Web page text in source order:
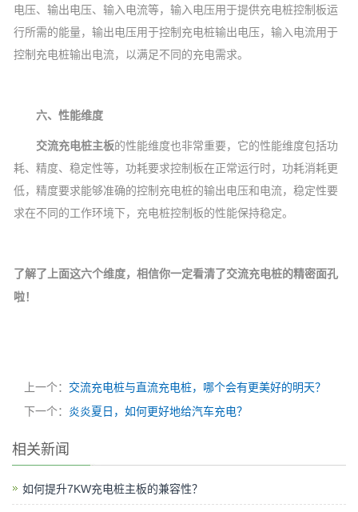
电压、输出电压、输入电流等，输入电压用于提供充电桩控制板运
行所需的能量，输出电压用于控制充电桩输出电压，输入电流用于
控制充电桩输出电流，以满足不同的充电需求。
六、性能维度
交流充电桩主板的性能维度也非常重要，它的性能维度包括功
耗、精度、稳定性等，功耗要求控制板在正常运行时，功耗消耗更
低，精度要求能够准确的控制充电桩的输出电压和电流，稳定性要
求在不同的工作环境下，充电桩控制板的性能保持稳定。
了解了上面这六个维度， 相信你一定看清了交流充电桩的精密面孔
啦！
上一个： 交流充电桩与直流充电桩，哪个会有更美好的明天？
下一个： 炎炎夏日，如何更好地给汽车充电？
相关新闻
如何提升7KW充电桩主板的兼容性？